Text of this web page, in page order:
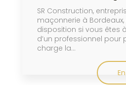
SR Construction,
maçonnerie à
disposition si vous êtes
d’un professionnel pour
charge la...